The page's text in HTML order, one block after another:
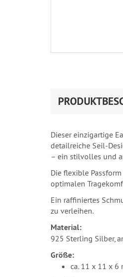
Dieser einzigartige
detailreiche Seil-
– ein stilvolles und
Die flexible
optimalen
Ein raffiniertes
zu verleihen.
Material:
925 Sterling Silber,
Größe:
ca. 11 x 11 x 6